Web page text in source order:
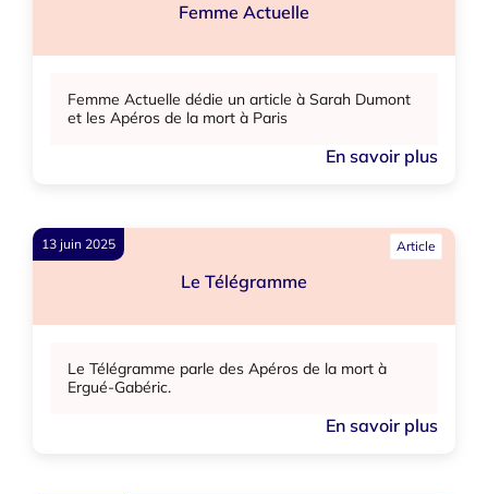
Femme Actuelle
Femme Actuelle dédie un article à Sarah Dumont
et les Apéros de la mort à Paris
En savoir plus
13 juin 2025 Article
Le Télégramme
Le Télégramme parle des Apéros de la mort à
Ergué-Gabéric.
En savoir plus